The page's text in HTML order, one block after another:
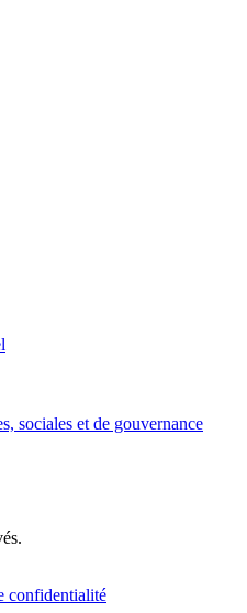
sociales et de gouvernance
confidentialité